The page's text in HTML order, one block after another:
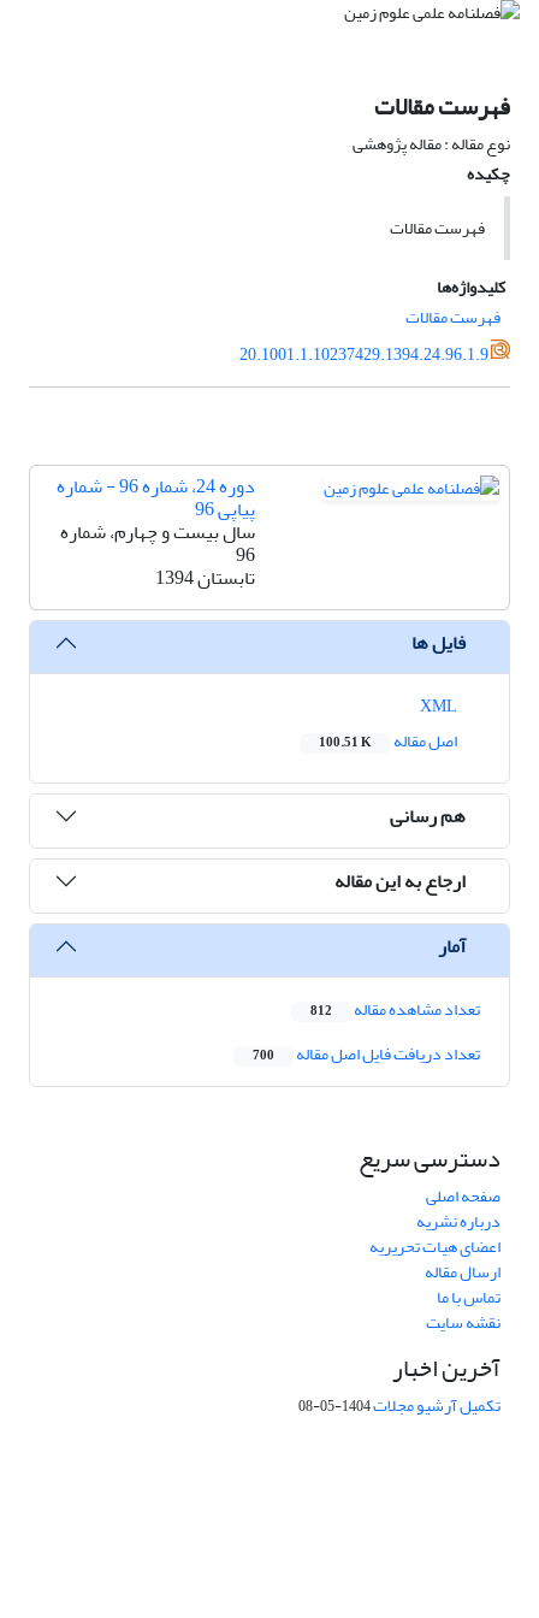
فهرست مقالات
نوع مقاله : مقاله پژوهشی
چکیده
فهرست مقالات
کلیدواژه‌ها
فهرست مقالات
20.1001.1.10237429.1394.24.96.1.9
دوره 24، شماره 96 - شماره
پیاپی 96
سال بیست و چهارم، شماره
96
تابستان 1394
فایل ها
اصل مقاله
100.51 K
هم رسانی
ارجاع به این مقاله
آمار
تعداد مشاهده مقاله 812
تعداد دریافت فایل اصل مقاله 700
دسترسی سریع
صفحه اصلی
درباره نشریه
اعضای هیات تحریریه
ارسال مقاله
تماس با ما
نقشه سایت
آخرین اخبار
تکمیل آرشیو مجلات1404-05-08